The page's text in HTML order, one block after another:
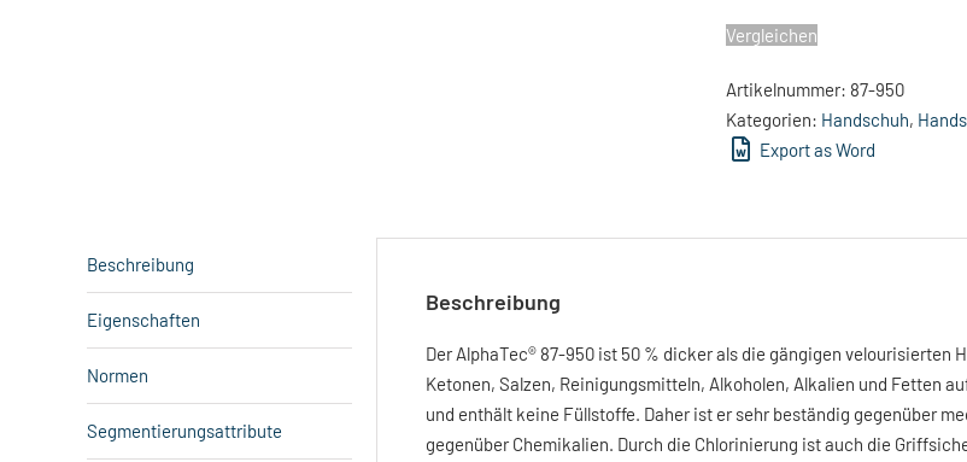
Vergleichen
Artikelnummer: 87-950
Kategorien: Handschuh,
Export as Word
Beschreibung
Eigenschaften
Normen
Segmentierungsattribute
Beschreibung
Der AlphaTec® 87-950 ist 50 % dicker als die gängigen
Ketonen, Salzen, Reinigungsmitteln, Alkoholen, Alkalien und Fetten
und enthält keine Füllstoffe. Daher ist er sehr beständig gegenüber
gegenüber Chemikalien. Durch die Chlorinierung ist auch die